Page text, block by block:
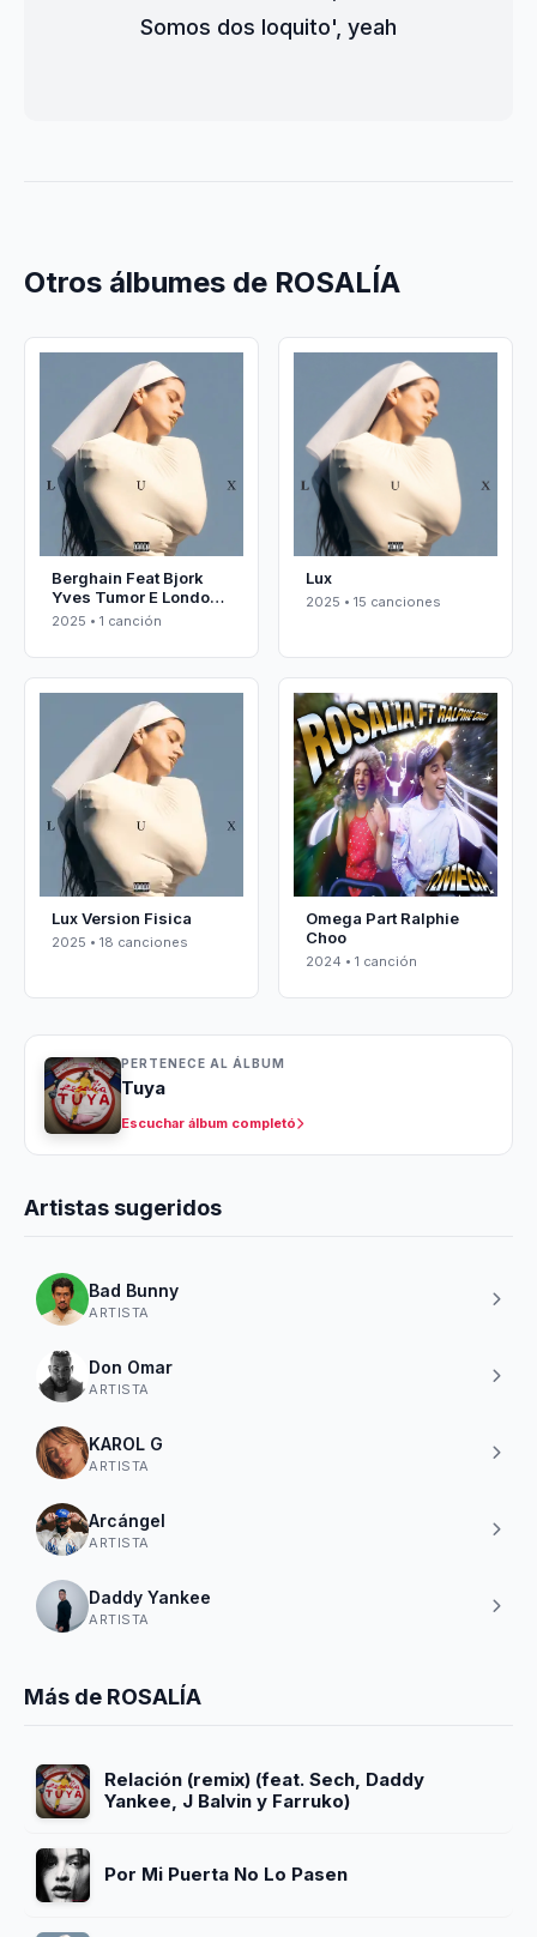
Somos dos loquito', yeah
Otros álbumes de ROSALÍA
Berghain Feat Bjork
Yves Tumor E London
Symphony Orchestra
2025 • 1 canción
Lux
2025 • 15 canciones
Lux Version Fisica
2025 • 18 canciones
Omega Part Ralphie
Choo
2024 • 1 canción
PERTENECE AL ÁLBUM
Tuya
Escuchar álbum completó
Artistas sugeridos
Bad Bunny
ARTISTA
Don Omar
ARTISTA
KAROL G
ARTISTA
Arcángel
ARTISTA
Daddy Yankee
ARTISTA
Más de ROSALÍA
Relación (remix) (feat. Sech, Daddy
Yankee, J Balvin y Farruko)
Por Mi Puerta No Lo Pasen